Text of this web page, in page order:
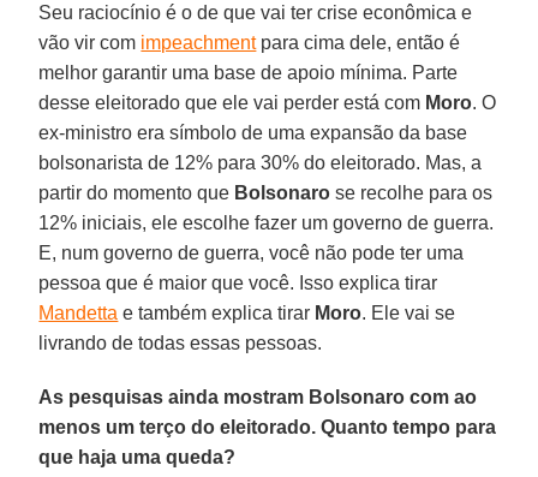
Seu raciocínio é o de que vai ter crise econômica e
vão vir com impeachmentpara cima dele, então é
melhor garantir uma base de apoio mínima. Parte
desse eleitorado que ele vai perder está com Moro. O
ex-ministro era símbolo de uma expansão da base
bolsonarista de 12% para 30% do eleitorado. Mas, a
partir do momento que Bolsonaro se recolhe para os
12% iniciais, ele escolhe fazer um governo de guerra.
E, num governo de guerra, você não pode ter uma
pessoa que é maior que você. Isso explica tirar
Mandetta e também explica tirar Moro. Ele vai se
livrando de todas essas pessoas.
As pesquisas ainda mostram Bolsonaro com ao
menos um terço do eleitorado. Quanto tempo para
que haja uma queda?